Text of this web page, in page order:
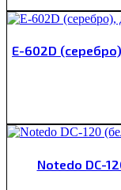
E-602D
Notedo DC-